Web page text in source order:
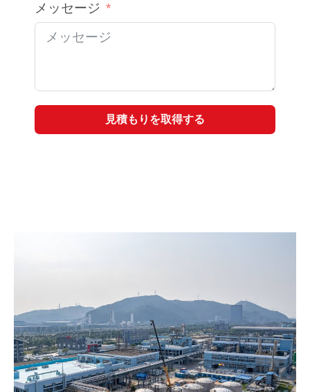
メッセージ
見積もりを取得する